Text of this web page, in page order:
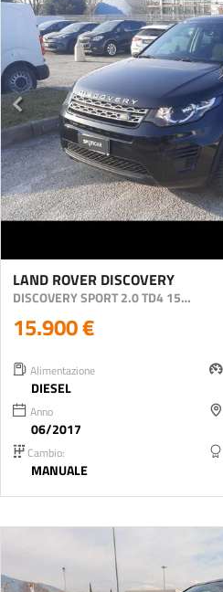
LAND ROVER DISCOVERY
DISCOVERY SPORT 2.0 TD4 150 CV HSE
15.900 €
Alimentazione
DIESEL
Anno
06/2017
Cambio:
MANUALE